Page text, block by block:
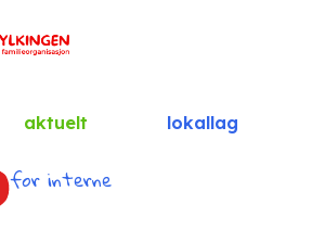
aktuelt lokallag
for interne